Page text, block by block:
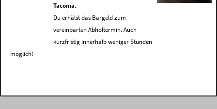
Tacoma.
Du erhälst das Bargeld zum
vereinbarten Abholtermin. Auch
kurzfristig innerhalb weniger Stunden
möglich!